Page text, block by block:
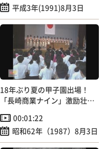
平成3年(1991)8月3日
18年ぶり夏の甲子園出場！
「長崎商業ナイン」激励壮行
00:01:22
昭和62年（1987）8月3日